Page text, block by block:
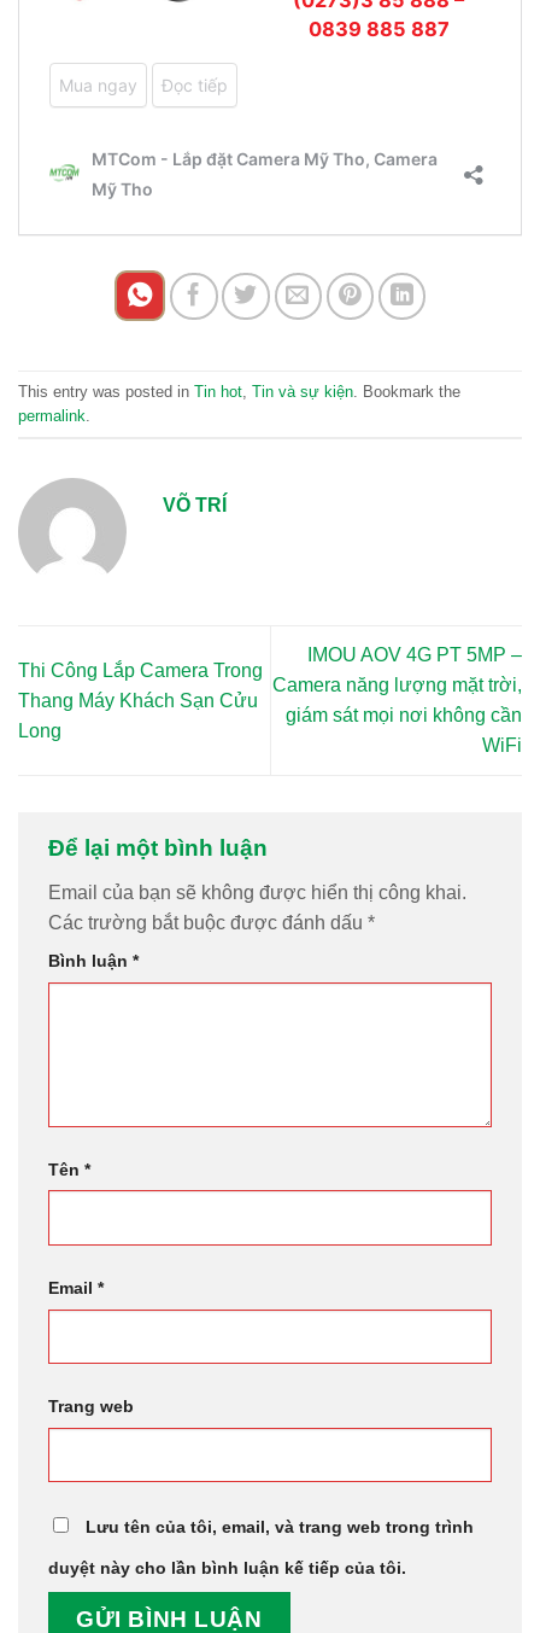
This entry was posted in Tin hot Tin và sự kiện . Bookmark the
permalink
VÕ TRÍ
Thi Công Lắp Camera Trong
Thang Máy Khách Sạn Cửu
Long
IMOU AOV 4G PT 5MP –
Camera năng lượng mặt trời,
giám sát mọi nơi không cần
WiFi
Để lại một bình luận
Email của bạn sẽ không được hiển thị công khai.
Các trường bắt buộc được đánh dấu *
Bình luận *
Tên *
Email *
Trang web
Lưu tên của tôi, email, và trang web trong trình
duyệt này cho lần bình luận kế tiếp của tôi.